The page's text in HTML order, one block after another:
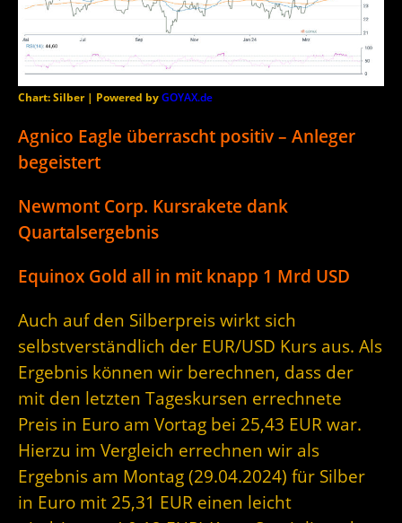
Chart: Silber | Powered byGOYAX.de
Agnico Eagle überrascht positiv – Anleger
begeistert
Newmont Corp. Kursrakete dank
Quartalsergebnis
Equinox Gold all in mit knapp 1 Mrd USD
Auch auf den Silberpreis wirkt sich
selbstverständlich der EUR/USD Kurs aus. Als
Ergebnis können wir berechnen, dass der
mit den letzten Tageskursen errechnete
Preis in Euro am Vortag bei 25,43 EUR war.
Hierzu im Vergleich errechnen wir als
Ergebnis am Montag (29.04.2024) für Silber
in Euro mit 25,31 EUR einen leicht